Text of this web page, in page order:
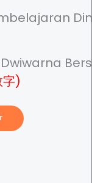
字)